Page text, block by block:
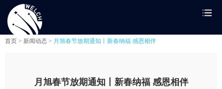
首页 > 新闻动态 > 月旭春节放期通知丨新春纳福 感恩相伴
月旭春节放期通知丨新春纳福 感恩相伴